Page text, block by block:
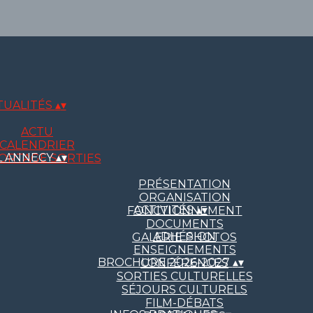
▴▾
ACTU
CALENDRIER
SORTIES
ANNECY▴▾
PRÉSENTATION
ORGANISATION
FONCTIONNEMENT
DOCUMENTS
GALERIE PHOTOS
ACTIVITÉS▴▾
ADHÉSION
ENSEIGNEMENTS
CONFÉRENCES
SORTIES CULTURELLES
SÉJOURS CULTURELS
FILM-DÉBATS
BROCHURE 2026-2027 ▴▾